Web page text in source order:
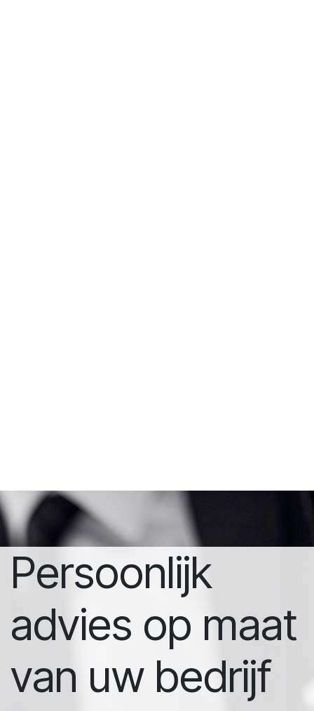
Persoonlijk
advies op maat
van uw bedrijf